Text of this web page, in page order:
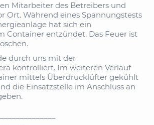
Mitarbeiter des Betreibers und
Ort. Während eines Spannungstests
hat sich ein
Container entzündet. Das Feuer ist
durch uns mit der
kontrolliert. Im weiteren Verlauf
mittels Überdrucklüfter gekühlt
die Einsatzstelle im Anschluss an